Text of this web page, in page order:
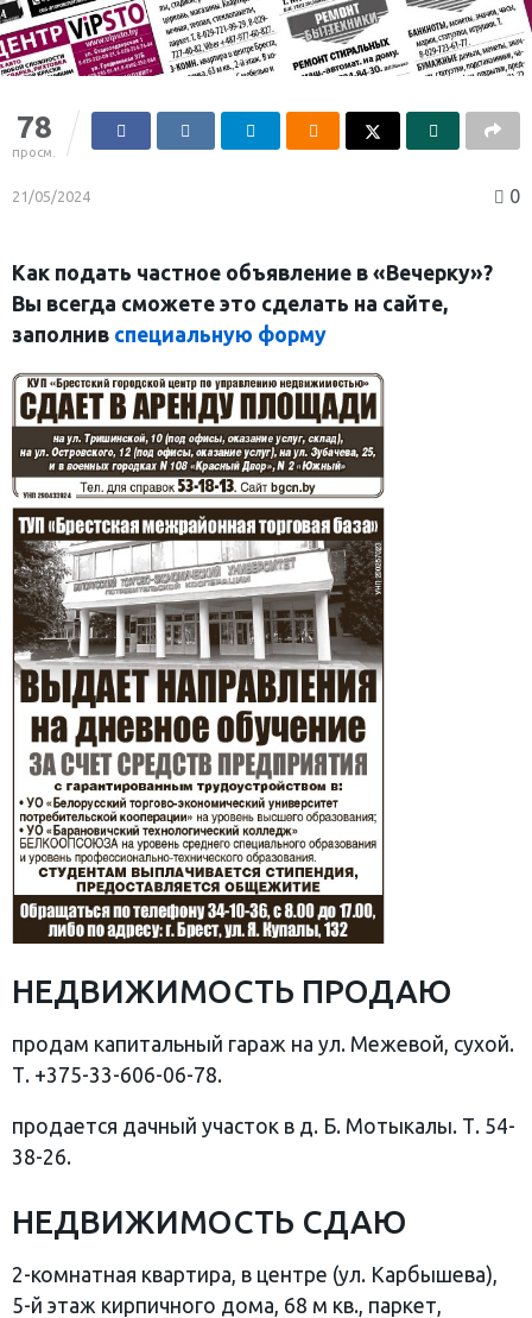
78
просм.
21/05/2024 0
Как подать частное объявление в «Вечерку»?
Вы всегда сможете это сделать на сайте,
заполнив специальную форму
НЕДВИЖИМОСТЬ ПРОДАЮ
продам капитальный гараж на ул. Межевой, сухой.
Т. +375-33-606-06-78.
продается дачный участок в д. Б. Мотыкалы. Т. 54-
38-26.
НЕДВИЖИМОСТЬ СДАЮ
2-комнатная квартира, в центре (ул. Карбышева),
5-й этаж кирпичного дома, 68 м кв., паркет,